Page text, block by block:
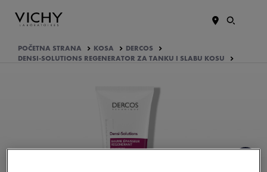
POČETNA STRANA KOSA
DERCOS
DENSI-SOLUTIONS REGENERATOR ZA TANKU I SLABU KOSU